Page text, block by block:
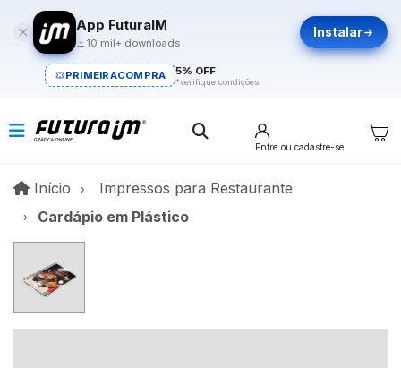
App FuturaIM
10 mil+ downloads
Instalar
PRIMEIRACOMPRA 5% OFF
*verifique condições
Entre ou cadastre-se
Início InícioImpressos para Restaurante
Cardápio em Plástico